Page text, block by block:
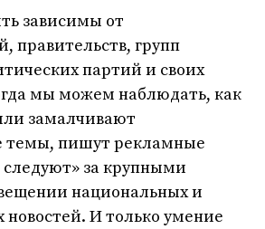
зависимы от
правительств, групп
партий и своих
мы можем наблюдать, как
замалчивают
темы, пишут рекламные
следуют» за крупными
национальных и
И только умение